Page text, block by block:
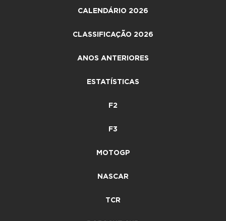
CALENDÁRIO 2026
CLASSIFICAÇÃO 2026
ANOS ANTERIORES
ESTATÍSTICAS
F2
F3
MOTOGP
NASCAR
TCR